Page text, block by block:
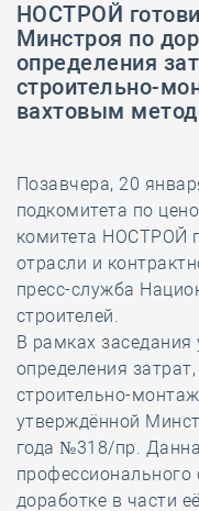
НОСТРОЙ
Минстроя по
определения
строительно-
вахтовым
Позавчера, 20
подкомитета по
комитета НОСТРОЙ
отрасли и
пресс-служба
строителей.
В рамках заседания
определения
строительно-
утверждённой
года №318/пр.
профессионального
доработке в части